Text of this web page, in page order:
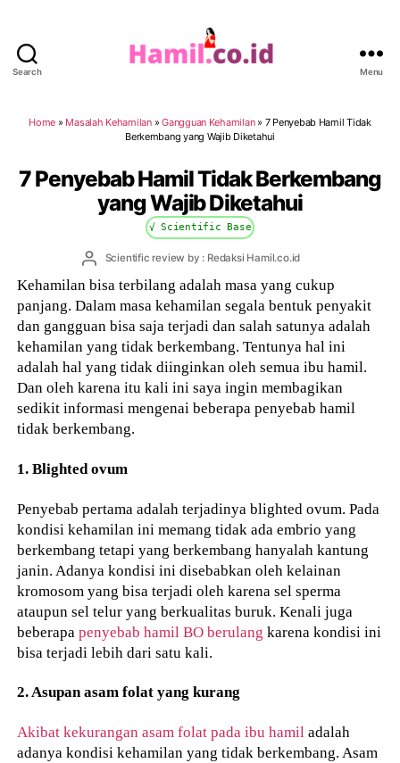
Search Menu
Home » Masalah Kehamilan»Gangguan Kehamilan» 7 Penyebab Hamil Tidak
Berkembang yang Wajib Diketahui
7 Penyebab Hamil Tidak Berkembang
yang Wajib Diketahui
√ Scientific Base
PostScientific review by : Redaksi Hamil.co.id
Kehamilan bisa terbilang adalah masa yang cukup
panjang. Dalam masa kehamilan segala bentuk penyakit
dan gangguan bisa saja terjadi dan salah satunya adalah
kehamilan yang tidak berkembang. Tentunya hal ini
adalah hal yang tidak diinginkan oleh semua ibu hamil.
Dan oleh karena itu kali ini saya ingin membagikan
sedikit informasi mengenai beberapa penyebab hamil
tidak berkembang.
1. Blighted ovum
Penyebab pertama adalah terjadinya blighted ovum. Pada
kondisi kehamilan ini memang tidak ada embrio yang
berkembang tetapi yang berkembang hanyalah kantung
janin. Adanya kondisi ini disebabkan oleh kelainan
kromosom yang bisa terjadi oleh karena sel sperma
ataupun sel telur yang berkualitas buruk. Kenali juga
beberapapenyebab hamil BO berulang karena kondisi ini
bisa terjadi lebih dari satu kali.
2. Asupan asam folat yang kurang
Akibat kekurangan asam folat pada ibu hamil adalah
adanya kondisi kehamilan yang tidak berkembang. Asam